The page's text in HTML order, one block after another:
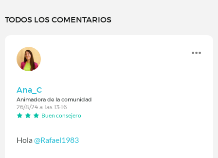
TODOS LOS COMENTARIOS
Ana_C
Animadora de la comunidad
26/8/24 a las 13:16
Buen consejero
Hola @Rafael1983